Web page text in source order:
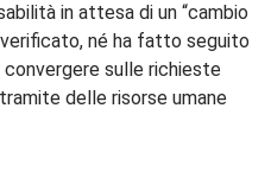
in attesa di un “cambio
verificato, né ha fatto seguito
sulle richieste
delle risorse umane